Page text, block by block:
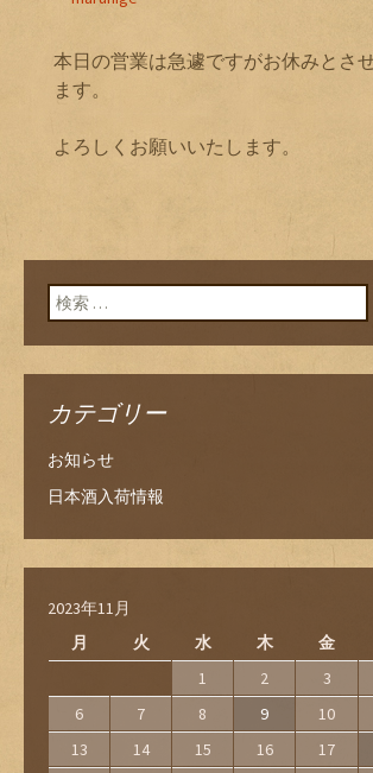
本日の営業は急遽ですがお休みとさ
ます。
よろしくお願いいたします。
検索:
カテゴリー
お知らせ
日本酒入荷情報
2023年11月
月
火 水 木 金
1 2 3
6
7 8 9 10
13
14 15 16 17